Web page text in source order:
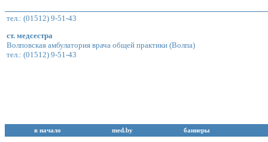
тел.: (01512) 9-51-43
ст. медсестра
Волповская амбулатория врача общей практики (Волпа)
тел.: (01512) 9-51-43
в начало med.by баннеры